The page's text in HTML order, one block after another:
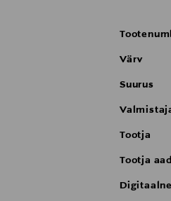
Värv
Suurus
Tootja
Tootja